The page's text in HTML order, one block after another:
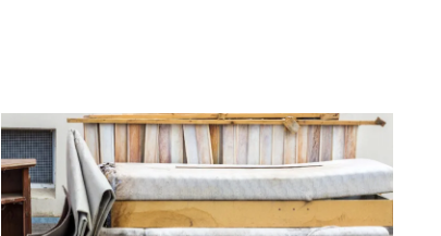
06 August 18:33